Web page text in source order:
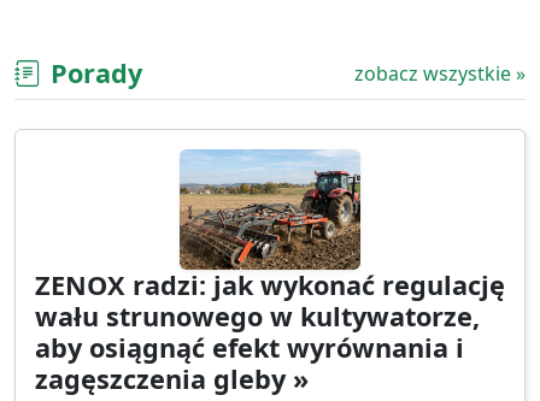
Porady zobacz wszystkie »
ZENOX radzi: jak wykonać regulację
wału strunowego w kultywatorze,
aby osiągnąć efekt wyrównania i
zagęszczenia gleby »